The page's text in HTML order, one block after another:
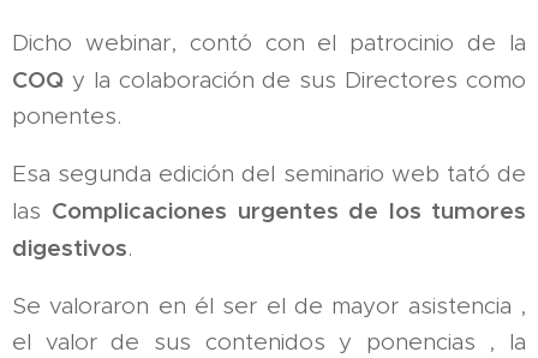
Dicho webinar, contó con el patrocinio de la
COQ y la colaboración de sus Directores como
ponentes.
Esa segunda edición del seminario web tató de
las Complicaciones urgentes de los tumores
digestivos.
Se valoraron en él ser el de mayor asistencia ,
el valor de sus contenidos y ponencias , la